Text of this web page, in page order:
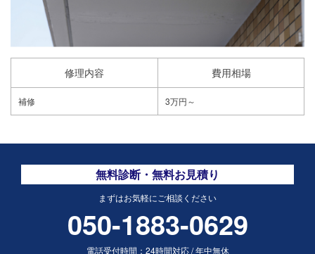
修理内容 費用相場
補修 3万円～
無料診断・無料お見積り
まずはお気軽にご相談ください
050-1883-0629
電話受付時間： 24時間対応/年中無休